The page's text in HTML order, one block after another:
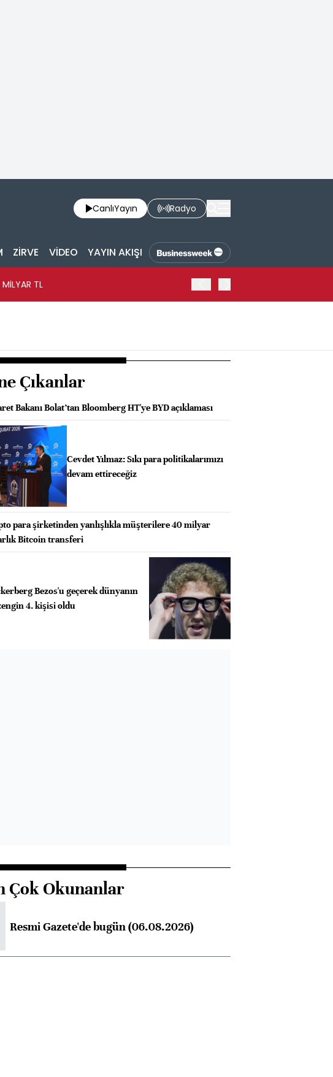
CanlıYayın Radyo
ZİRVE VİDEO YAYIN AKIŞI
TL
başlangıçları
Almanya, Commerzbank
konusunda Unicredit ile
görüşmelere hazırlanıyor
Çıkanlar
Bakanı Bolat’tan Bloomberg HT'ye BYD açıklaması
Cevdet Yılmaz: Sıkı para politikalarımızı
devam ettireceğiz
para şirketinden yanlışlıkla müşterilere 40 milyar
Bitcoin transferi
Bezos'u geçerek dünyanın
4. kişisi oldu
Çok Okunanlar
Resmi Gazete'de bugün (06.08.2026)